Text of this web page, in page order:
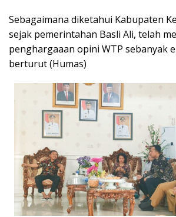
Sebagaimana diketahui Kabupaten
sejak pemerintahan Basli Ali, telah
penghargaaan opini WTP sebanyak
berturut (Humas)